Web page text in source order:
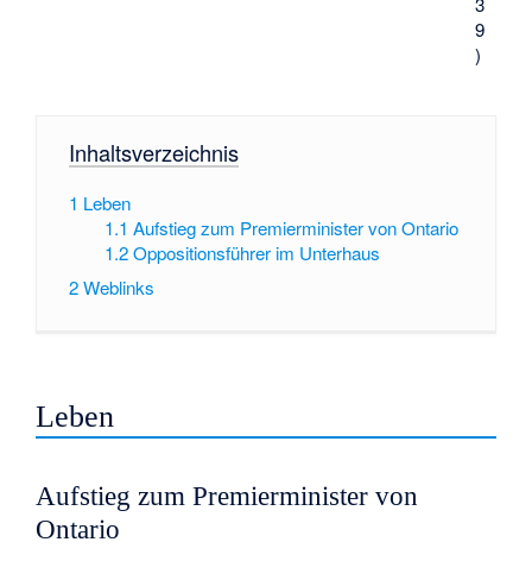
9
)
Inhaltsverzeichnis
1 Leben
1.1 Aufstieg zum Premierminister von Ontario
1.2 Oppositionsführer im Unterhaus
2Weblinks
Leben
Aufstieg zum Premierminister von
Ontario